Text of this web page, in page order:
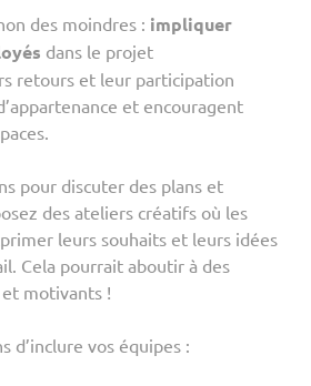
des moindres : impliquer
dans le projet
retours et leur participation
et encouragent
pour discuter des plans et
des ateliers créatifs où les
leurs souhaits et leurs idées
Cela pourrait aboutir à des
motivants !
d’inclure vos équipes :